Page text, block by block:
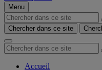
Menu
Chercher dans ce site
Accueil